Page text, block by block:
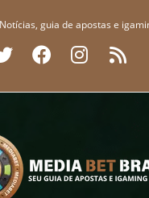
guia de apostas e